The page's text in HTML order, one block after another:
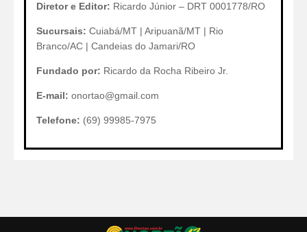
Diretor e Editor: Ricardo Júnior – DRT 0001778/RO
Sucursais: Cuiabá/MT | Aripuanã/MT | Rio
Branco/AC | Candeias do Jamari/RO
Fundado por: Ricardo da Rocha Ribeiro Jr.
E-mail: onortao@gmail.com
Telefone: (69) 99985-7975